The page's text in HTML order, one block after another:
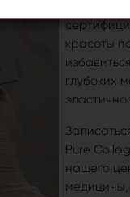
красоты
глубоких
Pure
нашего
медицины,